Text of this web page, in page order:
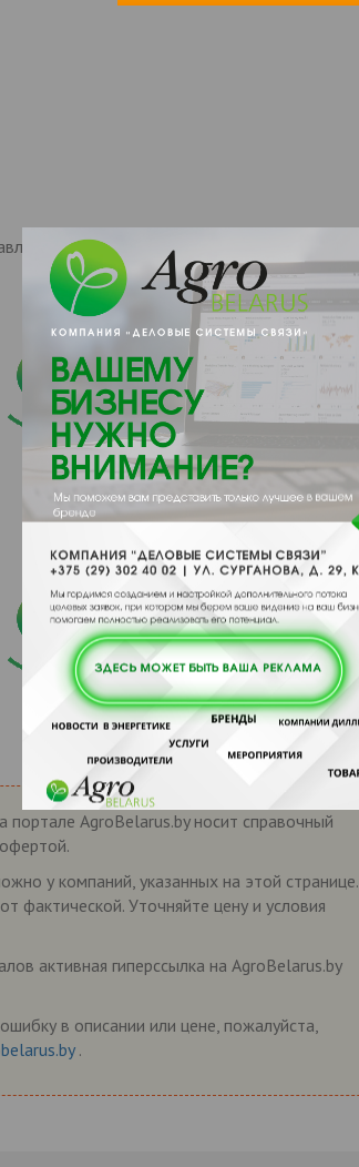
на заводе вместо БУС-1, но они не
портале AgroBelarus.by носит справочный
у компаний, указанных на этой странице.
фактической. Уточняйте цену и условия
активная гиперссылка на AgroBelarus.by
в описании или цене, пожалуйста,
.